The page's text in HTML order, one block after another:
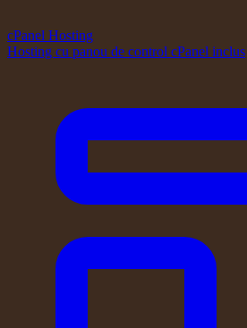
cPanel Hosting
Hosting cu panou de control cPanel inclus